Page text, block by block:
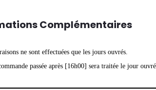
Complémentaires
ne sont effectuées que les jours ouvrés.
passée après [16h00] sera traitée le jour